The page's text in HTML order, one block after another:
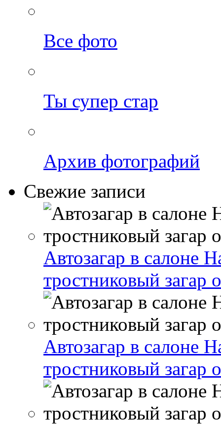
Все фото
Ты супер стар
Архив фотографий
Свежие записи
Автозагар в салоне
тростниковый загар
Автозагар в салоне
тростниковый загар